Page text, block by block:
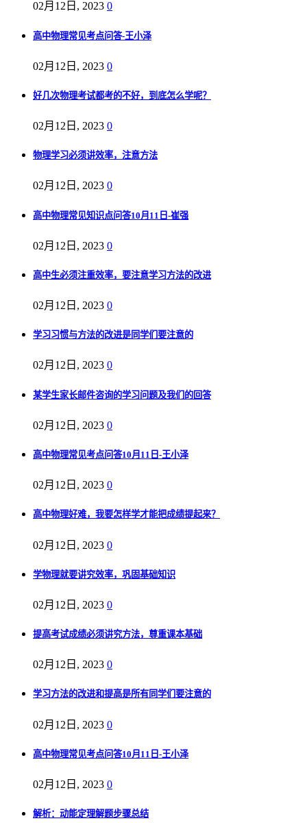
02月12日, 2023 0
高中物理常见考点问答-王小泽
02月12日, 2023 0
好几次物理考试都考的不好，到底怎么学呢？
02月12日, 2023 0
物理学习必须讲效率，注意方法
02月12日, 2023 0
高中物理常见知识点问答10月11日-崔强
02月12日, 2023 0
高中生必须注重效率，要注意学习方法的改进
02月12日, 2023 0
学习习惯与方法的改进是同学们要注意的
02月12日, 2023 0
某学生家长邮件咨询的学习问题及我们的回答
02月12日, 2023 0
高中物理常见考点问答10月11日-王小泽
02月12日, 2023 0
高中物理好难，我要怎样学才能把成绩提起来？
02月12日, 2023 0
学物理就要讲究效率，巩固基础知识
02月12日, 2023 0
提高考试成绩必须讲究方法，尊重课本基础
02月12日, 2023 0
学习方法的改进和提高是所有同学们要注意的
02月12日, 2023 0
高中物理常见考点问答10月11日-王小泽
02月12日, 2023 0
解析：动能定理解题步骤总结